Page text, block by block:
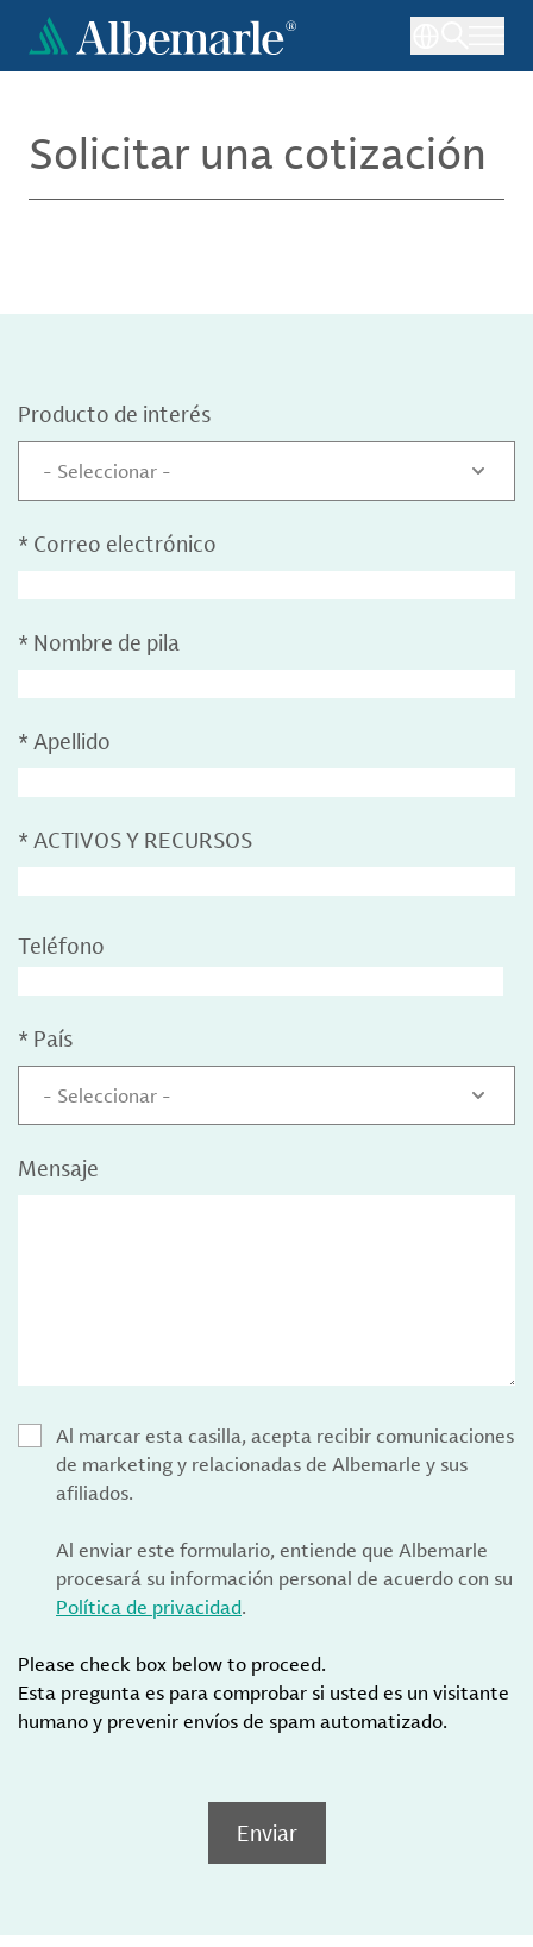
Pasar
contenido
Solicitar una cotización
Producto de interés
- Seleccionar -
* Correo electrónico
* Nombre de pila
* Apellido
* ACTIVOS Y RECURSOS
Teléfono
* País
- Seleccionar -
Mensaje
Al marcar esta casilla, acepta recibir comunicaciones
de marketing y relacionadas de Albemarle y sus
afiliados.
Al enviar este formulario, entiende que Albemarle
procesará su información personal de acuerdo con su
Política de privacidad.
Please check box below to proceed.
Esta pregunta es para comprobar si usted es un visitante
humano y prevenir envíos de spam automatizado.
Enviar